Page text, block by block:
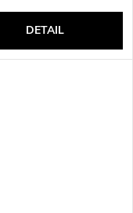
DETAIL